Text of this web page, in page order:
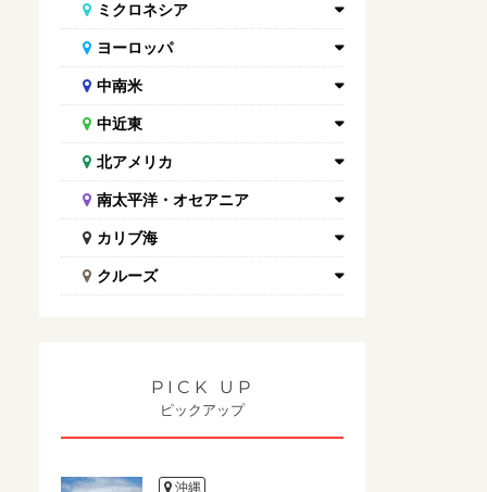
ミクロネシア
ヨーロッパ
中南米
中近東
北アメリカ
南太平洋・オセアニア
カリブ海
クルーズ
PICK UP
ピックアップ
沖縄